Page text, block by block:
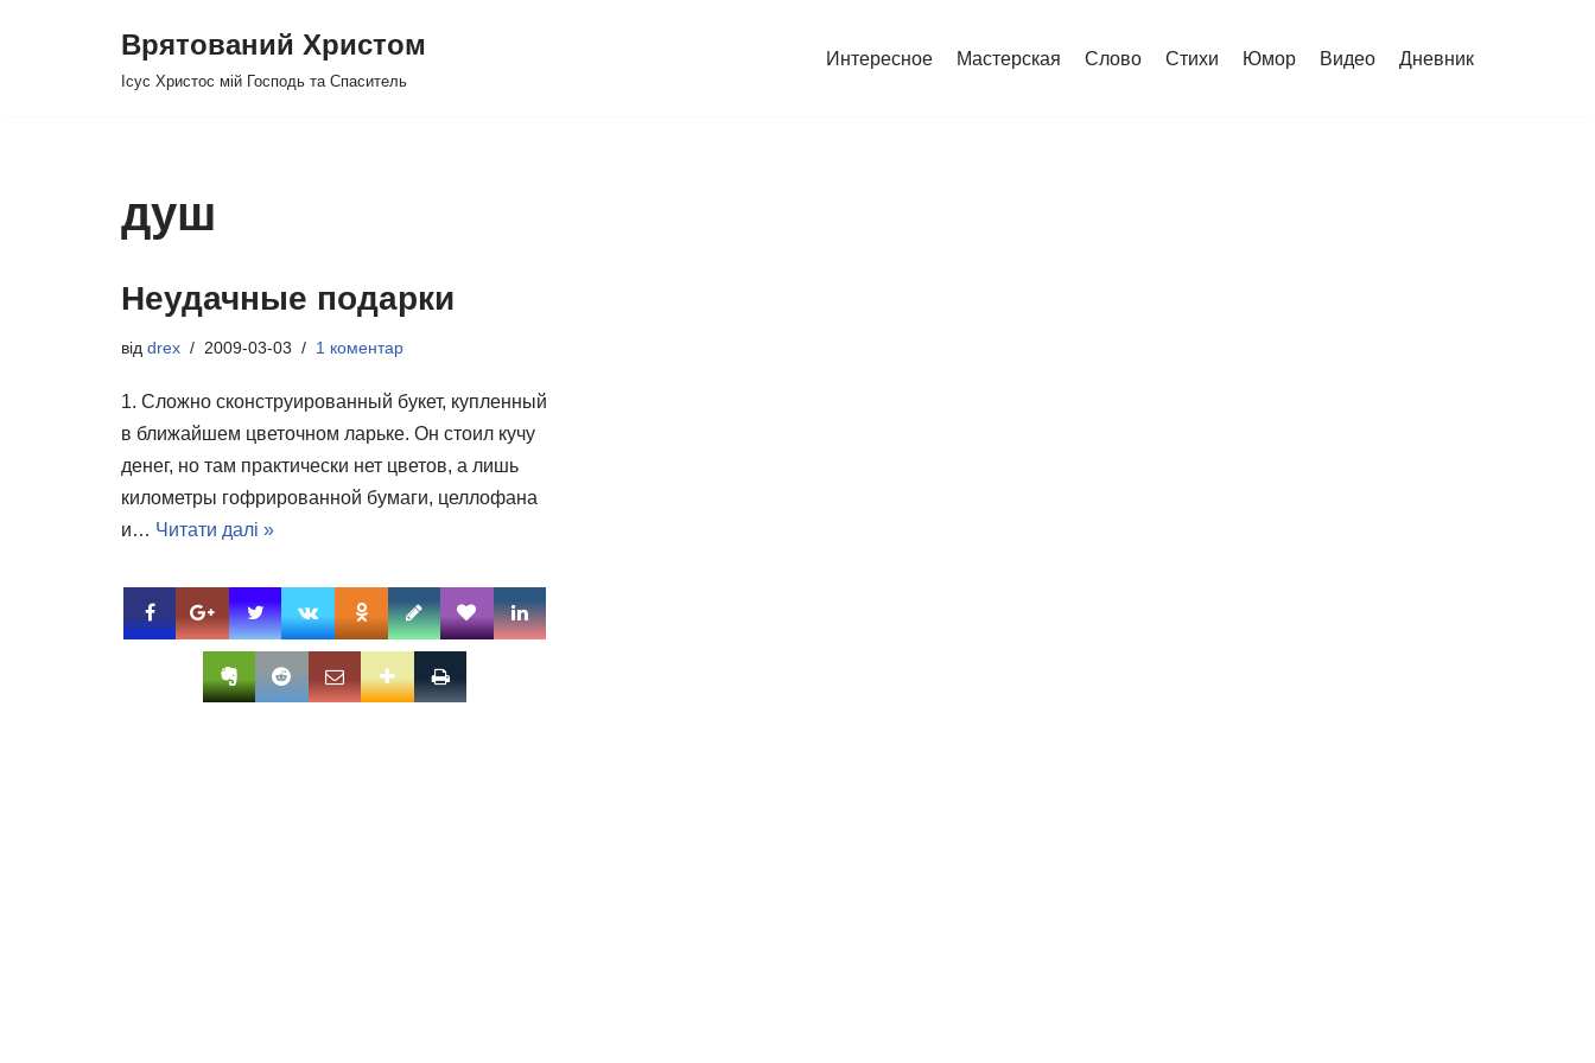
Врятований Христом
Ісус Христос мій Господь та Спаситель
Интересное Мастерская Слово Стихи Юмор Видео Дневник
душ
Неудачные подарки
від drex 2009-03-03 1 коментар
1. Сложно сконструированный букет, купленный
в ближайшем цветочном ларьке. Он стоил кучу
денег, но там практически нет цветов, а лишь
километры гофрированной бумаги, целлофана
и… Читати далі »